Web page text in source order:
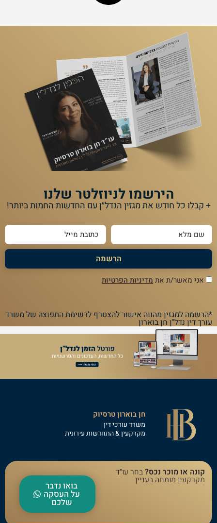
הירשמו לניוזלטר שלנו
+ קבלו כל חודש את מגזין הנדל״ן עם החדשות החמות ביותר!
אני מאשר/ת את מדיניות הפרטיות
הרשמה
*הרשמה למגזין מהווה אישור להצטרף לרשימת התפוצה של משרד
עורך דין נדל"ן חן בוארון
חן בוארון טרסיוק
משרד עורכי דין
מקרקעין & התחדשות עירונית
קונה או מוכר נכס?בחר עו״ד
מקרקעין מומחה בעניין בואו נדבר
על העסקה
שלכם